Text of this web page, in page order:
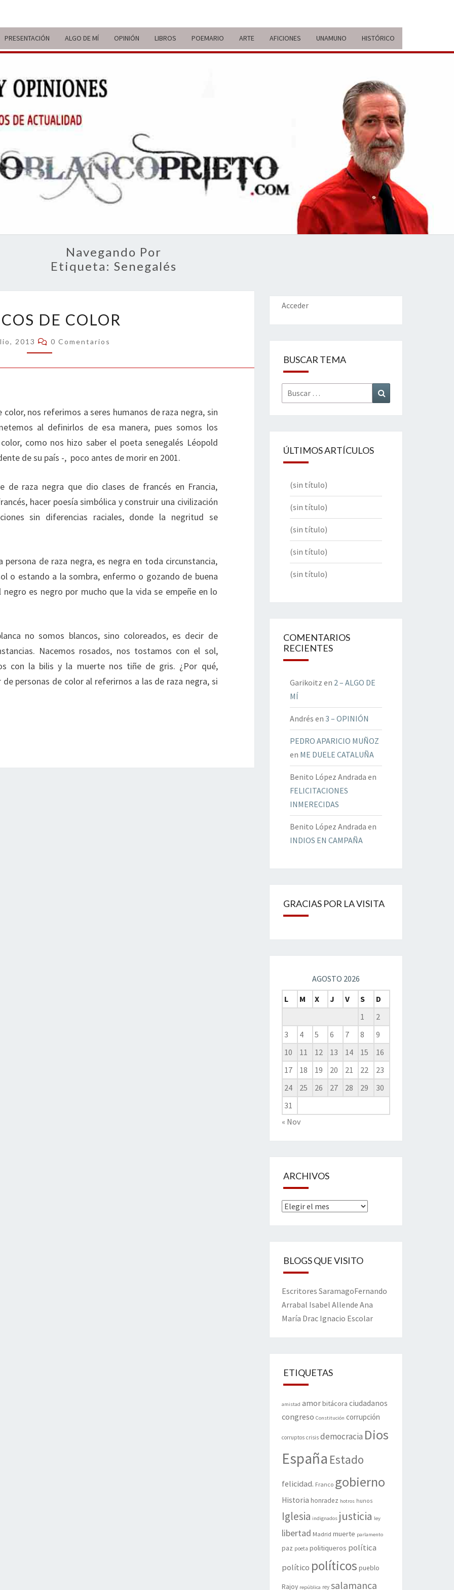
PRESENTACIÓN ALGO DE MÍ OPINIÓN LIBROS POEMARIO ARTE AFICIONES UNAMUNO HISTÓRICO
ITINERARIO
DE VIDA Y
OPINIONES
BREVE
RECORRIDO
VITAL Y
COMENTARIOS
ACTUALIDAD
Navegando Por
Etiqueta: Senegalés
DE
COLOR
DE COLOR
2013 Comentarios
0 Comentarios
color, nos referimos a seres humanos de raza negra, sin
al definirlos de esa manera, pues somos los
como nos hizo saber el poeta senegalés Léopold
de su país -, poco antes de morir en 2001.
de raza negra que dio clases de francés en Francia,
hacer poesía simbólica y construir una civilización
sin diferencias raciales, donde la negritud se
de raza negra, es negra en toda circunstancia,
o estando a la sombra, enfermo o gozando de buena
es negro por mucho que la vida se empeñe en lo
no somos blancos, sino coloreados, es decir de
Nacemos rosados, nos tostamos con el sol,
con la bilis y la muerte nos tiñe de gris. ¿Por qué,
personas de color al referirnos a las de raza negra, si
Acceder
BUSCAR TEMA
Buscar
por:
ÚLTIMOS ARTÍCULOS
(sin título)
(sin título)
(sin título)
(sin título)
(sin título)
COMENTARIOS
RECIENTES
Garikoitz en 2 – ALGO DE
MÍ
Andrés en 3 – OPINIÓN
PEDRO APARICIO MUÑOZ
en ME DUELE CATALUÑA
Benito López Andrada en
FELICITACIONES
INMERECIDAS
Benito López Andrada en
INDIOS EN CAMPAÑA
GRACIAS POR LA VISITA
AGOSTO 2026
L
M X J V S
D
1
2
3
4 5 6 7 8
9
10
11 12 13 14 15
16
17
18 19 20 21 22
23
24
25 26 27 28 29
30
31
« Nov
ARCHIVOS
Archivos
BLOGS QUE VISITO
Escritores SaramagoFernando
Arrabal Isabel Allende Ana
María Drac Ignacio Escolar
ETIQUETAS
amistad amorbitácora ciudadanos
congreso Constitución corrupción
corruptos crisis democracia Dios
España Estado
felicidad. Franco gobierno
Historia honradez hotros hunos
Iglesia indignados justicia ley
libertad Madrid muerte parlamento
paz poeta politiqueros política
político políticos pueblo
Rajoy república rey salamanca